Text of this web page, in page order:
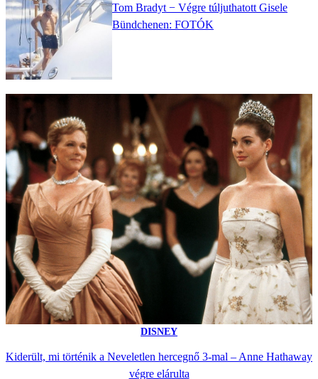
Tom Bradyt − Végre túljuthatott Gisele
Bündchenen: FOTÓK
DISNEY
Kiderült, mi történik a Neveletlen hercegnő 3-mal – Anne Hathaway
végre elárulta